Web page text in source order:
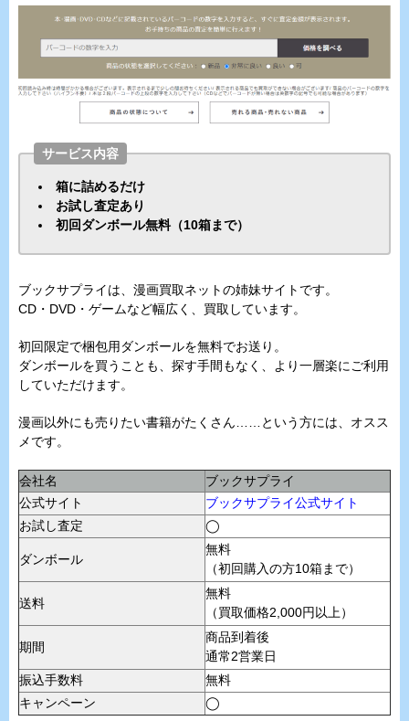
サービス内容
箱に詰めるだけ
お試し査定あり
初回ダンボール無料（10箱まで）
ブックサプライは、漫画買取ネットの姉妹サイトです。
CD・DVD・ゲームなど幅広く、買取しています。
初回限定で梱包用ダンボールを無料でお送り。
ダンボールを買うことも、探す手間もなく、より一層楽にご利用
していただけます。
漫画以外にも売りたい書籍がたくさん……という方には、オスス
メです。
会社名
ブックサプライ
公式サイト
ブックサプライ公式サイト
お試し査定
◯
ダンボール
無料
（初回購入の方10箱まで）
送料
無料
（買取価格2,000円以上）
期間
商品到着後
通常2営業日
振込手数料
無料
キャンペーン
◯